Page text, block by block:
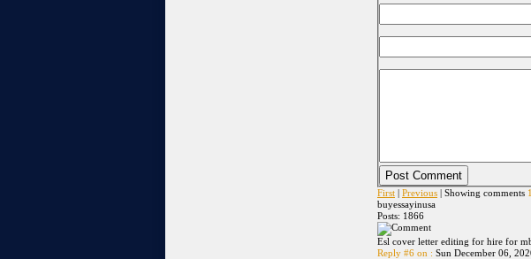
First | Previous | Showing comments
buyessayinusa
Posts: 1866
Esl cover letter editing for hire for
Reply #6 on : Sun December 06,